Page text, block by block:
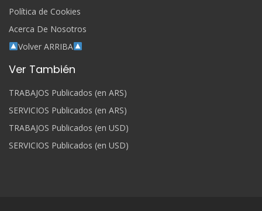
Política de Cookies
Acerca De Nosotros
Volver ARRIBA
Ver También
TRABAJOS Publicados (en ARS)
SERVICIOS Publicados (en ARS)
TRABAJOS Publicados (en USD)
SERVICIOS Publicados (en USD)